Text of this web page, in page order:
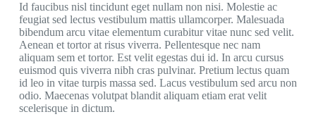
Id faucibus nisl tincidunt eget nullam non nisi. Molestie ac
feugiat sed lectus vestibulum mattis ullamcorper. Malesuada
bibendum arcu vitae elementum curabitur vitae nunc sed velit.
Aenean et tortor at risus viverra. Pellentesque nec nam
aliquam sem et tortor. Est velit egestas dui id. In arcu cursus
euismod quis viverra nibh cras pulvinar. Pretium lectus quam
id leo in vitae turpis massa sed. Lacus vestibulum sed arcu non
odio. Maecenas volutpat blandit aliquam etiam erat velit
scelerisque in dictum.